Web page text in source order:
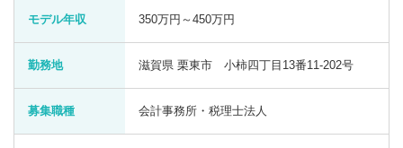
業界情報
モデル年収 350万円～450万円
勤務地 滋賀県 栗東市 小柿四丁目13番11-202号
募集職種 会計事務所・税理士法人